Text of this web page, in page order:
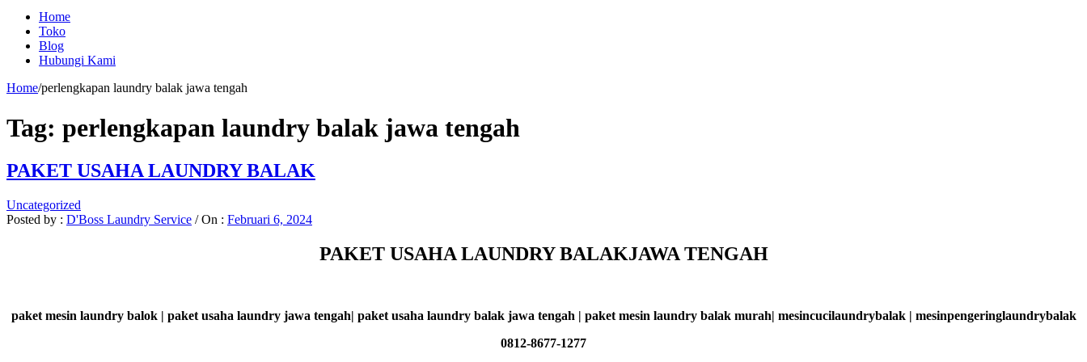
Home
Toko
Blog
Hubungi Kami
Home/perlengkapan laundry balak jawa tengah
Tag: perlengkapan laundry balak jawa tengah
PAKET USAHA LAUNDRY BALAK
Uncategorized
Posted by : D'Boss Laundry Service / On : Februari 6, 2024
PAKET USAHA LAUNDRY BALAKJAWA TENGAH
paket mesin laundry balok | paket usaha laundry jawa tengah| paket usaha laundry balak jawa tengah | paket mesin laundry balak murah| mesincucilaundrybalak | mesinpengeringlaundrybalak
0812-8677-1277